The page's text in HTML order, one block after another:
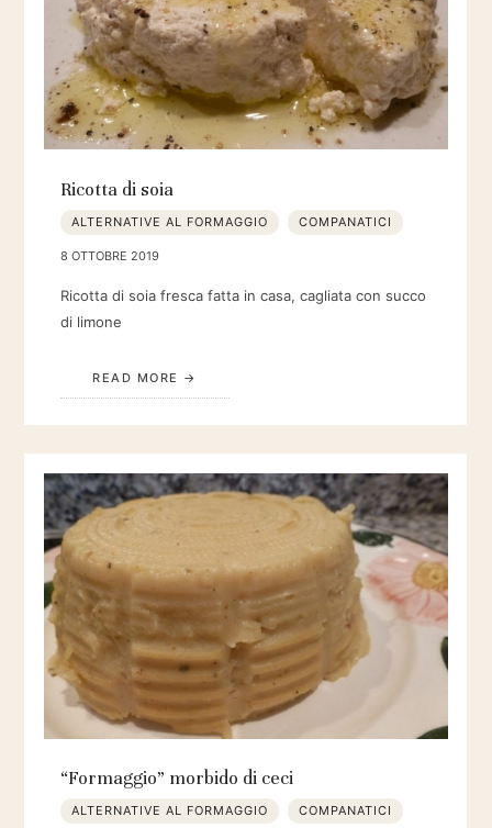
Ricotta di soia
ALTERNATIVE AL FORMAGGIO COMPANATICI
8 OTTOBRE 2019
Ricotta di soia fresca fatta in casa, cagliata con succo
di limone
READ MORE
“Formaggio” morbido di ceci
ALTERNATIVE AL FORMAGGIO COMPANATICI